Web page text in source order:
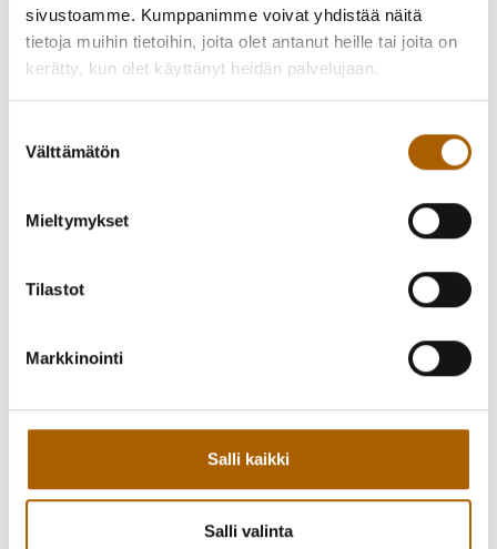
sivustoamme. Kumppanimme voivat yhdistää näitä
tietoja muihin tietoihin, joita olet antanut heille tai joita on
kerätty, kun olet käyttänyt heidän palvelujaan.
valinta
Välttämätön
Mieltymykset
Tilastot
Markkinointi
Salli kaikki
Salli valinta
Temmeksen kirkossa to 7.11.2024 klo 19
Oulun Tuomiokirkon Katedraalikuoro, johtaa Henna-Mari
hengellisistä kuorolauluista. Ohjelmassa on
Konsertin avauslauluja kuullaan Konsta Jylhän säveltämä
laulu "Kaikuvat kellot kotoisen kirkon". Oulun Tuomiokirkon
laulajista koostuva korkeatasoinen sekakuoro.
Takaisin tapahtumiin